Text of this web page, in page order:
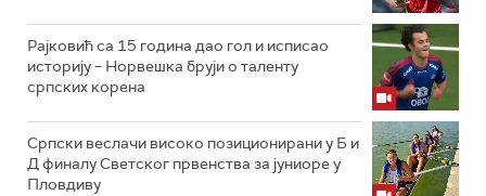
Рајковић са 15 година дао гол и исписао
историју – Норвешка бруји о таленту
српских корена
Српски веслачи високо позиционирани у Б и
Д финалу Светског првенства за јуниоре у
Пловдиву